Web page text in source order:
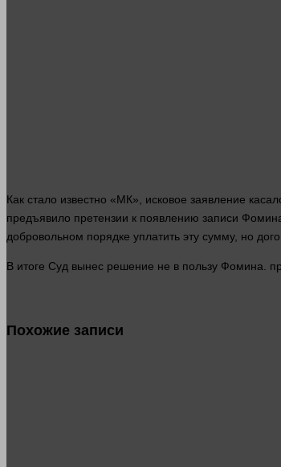
Как стало известно «МК», исковое заявление
предъявило претензии к появлению записи
добровольном порядке уплатить эту сумму, но
В итоге Суд вынес решение не в пользу Фомина.
Похожие записи